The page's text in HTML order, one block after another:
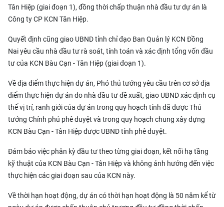
Tân Hiệp (giai đoạn 1), đồng thời chấp thuận nhà đầu tư dự án là
Công ty CP KCN Tân Hiệp.
Quyết định cũng giao UBND tỉnh chỉ đạo Ban Quản lý KCN Đồng
Nai yêu cầu nhà đầu tư rà soát, tính toán và xác định tổng vốn đầu
tư của KCN Bàu Cạn - Tân Hiệp (giai đoạn 1).
Về địa điểm thực hiện dự án, Phó thủ tướng yêu cầu trên cơ sở địa
điểm thực hiện dự án do nhà đầu tư đề xuất, giao UBND xác định cụ
thể vị trí, ranh giới của dự án trong quy hoạch tỉnh đã được Thủ
tướng Chính phủ phê duyệt và trong quy hoạch chung xây dựng
KCN Bàu Cạn - Tân Hiệp được UBND tỉnh phê duyệt.
Đảm bảo việc phân kỳ đầu tư theo từng giai đoạn, kết nối hạ tầng
kỹ thuật của KCN Bàu Cạn - Tân Hiệp và không ảnh hưởng đến việc
thực hiện các giai đoạn sau của KCN này.
Về thời hạn hoạt động, dự án có thời hạn hoạt động là 50 năm kể từ